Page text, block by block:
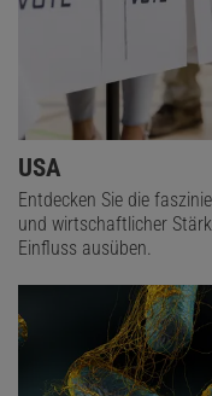
USA
Entdecken Sie die
und wirtschaftlicher
Einfluss ausüben.